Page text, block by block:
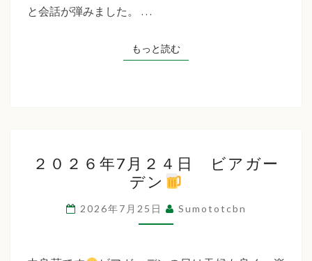
物』
と会話が弾みました。 …
もっと読むもっと読む
０
２
６
年
２０２６年7月２４日 ビアガー
デン
2026年7月25日 Sumototcbn